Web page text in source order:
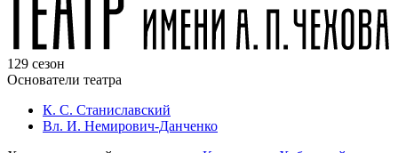
129 сезон
Основатели театра
К. С. Станиславский
Вл. И. Немирович-Данченко